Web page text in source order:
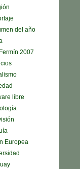
del año
2007
libre
Europea